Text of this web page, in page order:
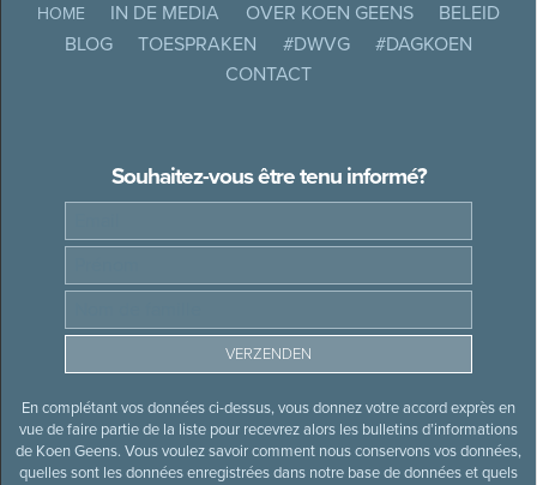
HOME IN DE MEDIA OVER KOEN GEENS
BELEID
BLOG
TOESPRAKEN #DWVG
#DAGKOEN
CONTACT
Souhaitez-vous être tenu informé?
En complétant vos données ci-dessus, vous donnez votre accord exprès en
vue de faire partie de la liste pour recevrez alors les bulletins d’informations
de Koen Geens. Vous voulez savoir comment nous conservons vos données,
quelles sont les données enregistrées dans notre base de données et quels